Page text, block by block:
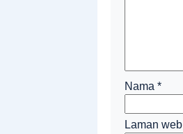
Nama *
Laman web